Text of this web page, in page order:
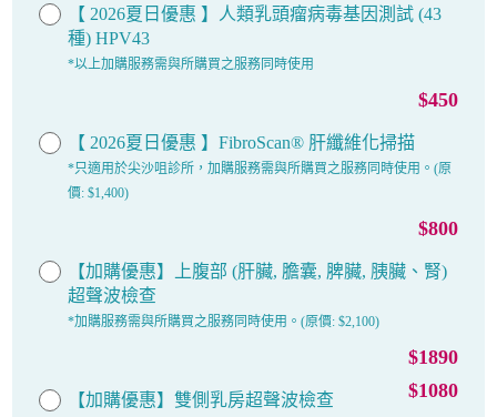
【 2026夏日優惠 】人類乳頭瘤病毒基因測試 (43
種) HPV43
*以上加購服務需與所購買之服務同時使用
$450
【 2026夏日優惠 】FibroScan® 肝纖維化掃描
*只適用於尖沙咀診所，加購服務需與所購買之服務同時使用。(原
價: $1,400)
$800
【加購優惠】上腹部 (肝臟, 膽囊, 脾臟, 胰臟、腎)
超聲波檢查
*加購服務需與所購買之服務同時使用。(原價: $2,100)
$1890
【加購優惠】雙側乳房超聲波檢查 $1080